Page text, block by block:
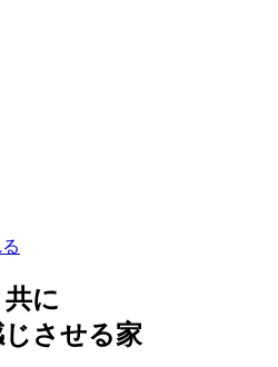
に
じさせる家